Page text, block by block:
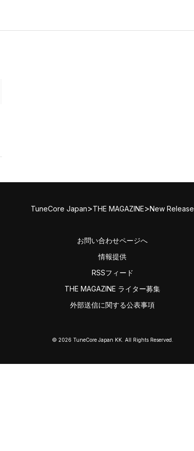
TuneCore Japan>THE MAGAZINE>New Release
お問い合わせページへ
情報提供
RSSフィード
THE MAGAZINE ライター募集
外部送信に関する公表事項
© 2026 TuneCore Japan KK. All Rights Reserved.